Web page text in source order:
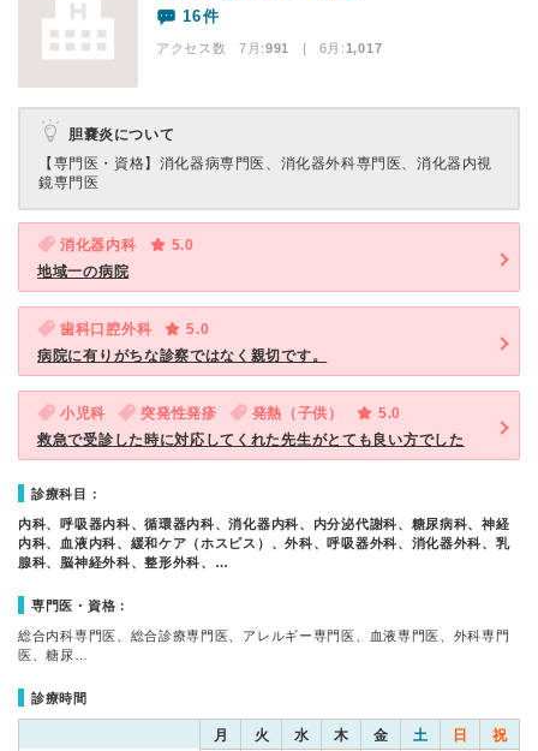
16件
アクセス数 7月:991 | 6月:1,017
胆嚢炎について
【専門医・資格】 消化器病専門医、消化器外科専門医、消化器内視
鏡専門医
消化器内科
5.0
地域一の病院
歯科口腔外科
5.0
病院に有りがちな診察ではなく親切です。
小児科 突発性発疹 発熱（子供）
5.0
救急で受診した時に対応してくれた先生がとても良い方でした
診療科目：
内科、呼吸器内科、循環器内科、消化器内科、内分泌代謝科、糖尿病科、神経
内科、血液内科、緩和ケア（ホスピス）、外科、呼吸器外科、消化器外科、乳
腺科、脳神経外科、整形外科、…
専門医・資格：
総合内科専門医、総合診療専門医、アレルギー専門医、血液専門医、外科専門
医、糖尿…
診療時間
月 火 水 木 金 土 日 祝